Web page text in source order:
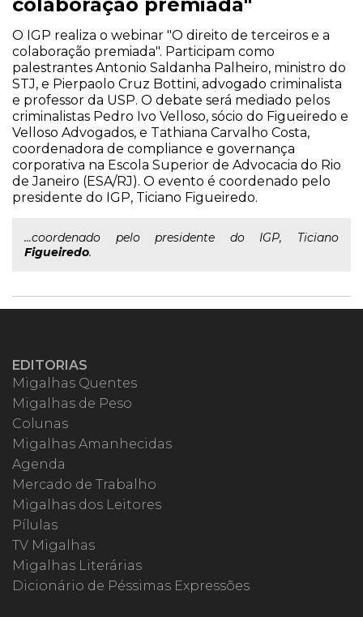
O IGP realiza o webinar "O direito de terceiros e a
colaboração premiada". Participam como
palestrantes Antonio Saldanha Palheiro, ministro do
STJ, e Pierpaolo Cruz Bottini, advogado criminalista
e professor da USP. O debate será mediado pelos
criminalistas Pedro Ivo Velloso, sócio do Figueiredo e
Velloso Advogados, e Tathiana Carvalho Costa,
coordenadora de compliance e governança
corporativa na Escola Superior de Advocacia do Rio
de Janeiro (ESA/RJ). O evento é coordenado pelo
presidente do IGP, Ticiano Figueiredo.
...coordenado pelo presidente do IGP, Ticiano
Figueiredo.
EDITORIAS
Migalhas Quentes
Migalhas de Peso
Colunas
Migalhas Amanhecidas
Agenda
Mercado de Trabalho
Migalhas dos Leitores
Pílulas
TV Migalhas
Migalhas Literárias
Dicionário de Péssimas Expressões